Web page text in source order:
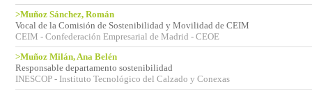
>Muñoz Sánchez, Román
Vocal de la Comisión de Sostenibilidad y Movilidad de CEIM
CEIM - Confederación Empresarial de Madrid - CEOE
>Muñoz Milán, Ana Belén
Responsable departamento sostenibilidad
INESCOP - Instituto Tecnológico del Calzado y Conexas